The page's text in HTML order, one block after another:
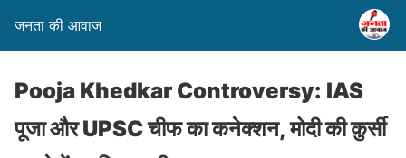
जनता की आवाज
Pooja Khedkar Controversy: IAS
पूजा और UPSC चीफ का कनेक्शन, मोदी की कुर्सी